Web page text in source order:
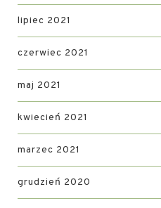
lipiec 2021
czerwiec 2021
maj 2021
kwiecień 2021
marzec 2021
grudzień 2020